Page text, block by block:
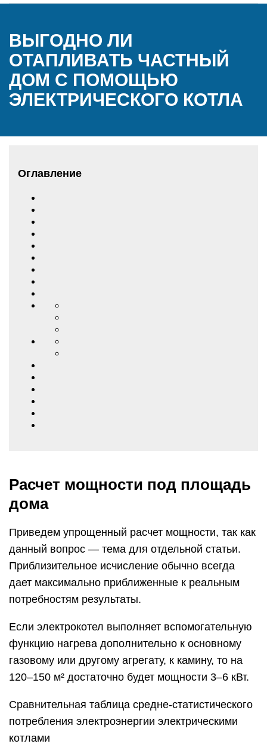
ВЫГОДНО ЛИ
ОТАПЛИВАТЬ ЧАСТНЫЙ
ДОМ С ПОМОЩЬЮ
ЭЛЕКТРИЧЕСКОГО КОТЛА
Оглавление
Расчет мощности под площадь
дома
Приведем упрощенный расчет мощности, так как
данный вопрос — тема для отдельной статьи.
Приблизительное исчисление обычно всегда
дает максимально приближенные к реальным
потребностям результаты.
Если электрокотел выполняет вспомогательную
функцию нагрева дополнительно к основному
газовому или другому агрегату, к камину, то на
120–150 м² достаточно будет мощности 3–6 кВт.
Сравнительная таблица средне-статистического
потребления электроэнергии электрическими
котлами